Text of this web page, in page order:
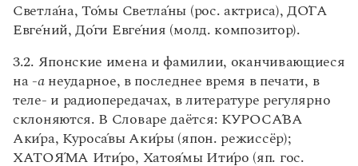
Словарь-справочник трудностей
Справочник по фразеологии
Азбучные истины
Словарь-справочник непростые слова
Журнал
площадей Москвы
Ударения в фамилиях и личных именах
именах, заимствованных из других языков
Произношение
Склонение
1. Географические названия
2. Мужские и женские фамилии, оканчивающиеся
на -о, -е, -и, -у, -ю
Светла́на, То́мы Светла́ны (рос. актриса), ДО́ГА
Евге́ний, До́ги Евге́ния (молд. композитор).
3.2. Японские имена и фамилии, оканчивающиеся
на -анеударное, в последнее время в печати, в
теле- и радиопередачах, в литературе регулярно
склоняются. В Словаре даётся: КУРОСА́ВА
Аки́ра, Куроса́вы Аки́ры (япон. режиссёр);
ХАТОЯ́МА Ити́ро, Хатоя́мы Ити́ро (яп. гос.